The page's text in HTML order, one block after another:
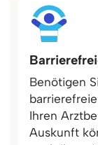
Benötigen
Ihren
Auskunft